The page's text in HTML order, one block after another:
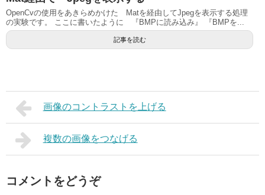
OpenCvの使用をあきらめかけた Matを経由してJpegを表示する処理
の実験です。 ここに書いたように 『BMPに読み込み』 『BMPを...
記事を読む
画像のコントラストを上げる
複数の画像をつなげる
コメントをどうぞ